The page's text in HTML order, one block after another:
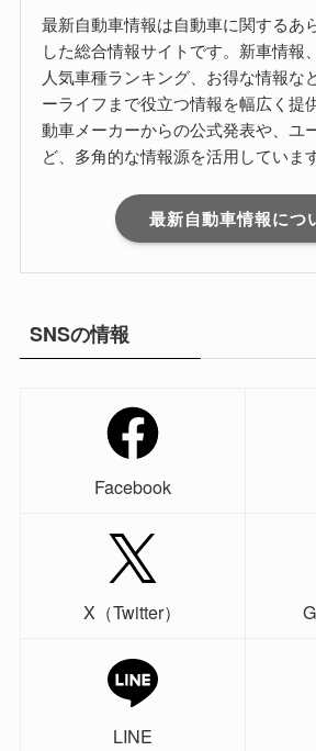
最新自動車情報は自動車に関するあ
した総合情報サイトです。新車情報
人気車種ランキング、お得な情報な
ーライフまで役立つ情報を幅広く提
動車メーカーからの公式発表や、ユ
ど、多角的な情報源を活用しています
最新自動車情報につ
SNSの情報
Facebook
X（Twitter）
LINE